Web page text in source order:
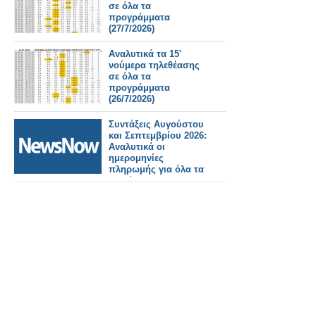
σε όλα τα
προγράμματα
(27/7/2026)
Αναλυτικά τα 15'
νούμερα τηλεθέασης
σε όλα τα
προγράμματα
(26/7/2026)
Συντάξεις Αυγούστου
και Σεπτεμβρίου 2026:
Αναλυτικά οι
ημερομηνίες
πληρωμής για όλα τα
Ταμεία.